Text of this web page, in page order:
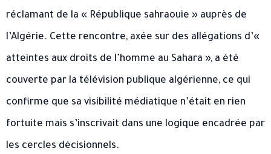
réclamant de la « République sahraouie » auprès de
l’Algérie. Cette rencontre, axée sur des allégations d’«
atteintes aux droits de l’homme au Sahara », a été
couverte par la télévision publique algérienne, ce qui
confirme que sa visibilité médiatique n’était en rien
fortuite mais s’inscrivait dans une logique encadrée par
les cercles décisionnels.